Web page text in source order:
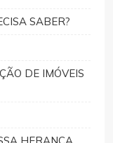
SABER?
DE IMÓVEIS